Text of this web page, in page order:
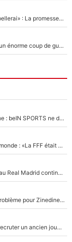
Mercato - OM - «Dès que je prends un club, je t’appellerai» : La promesse de Marcelino au moment de claquer la porte
Victime de racisme contre Murray, Kyrgios pousse un énorme coup de gueule !
Kylian Mbappé et Lamine Yamal changent de chaîne : beIN SPORTS ne digère pas cette décision historique et prédit un fiasco pour la Liga
Didier Deschamps abandonné en pleine Coupe du monde : «La FFF était déjà passée à Zinedine Zidane»
«C'est une fierté» : La signature de Kylian Mbappé au Real Madrid continue de régaler l'Espagne
Michael Olise : Pierre Ménès annonce un premier problème pour Zinedine Zidane en équipe de France
«C’est un très bon choix» : L'OM fait une offre pour recruter un ancien joueur du PSG... et c'est validé dans l'After Foot !